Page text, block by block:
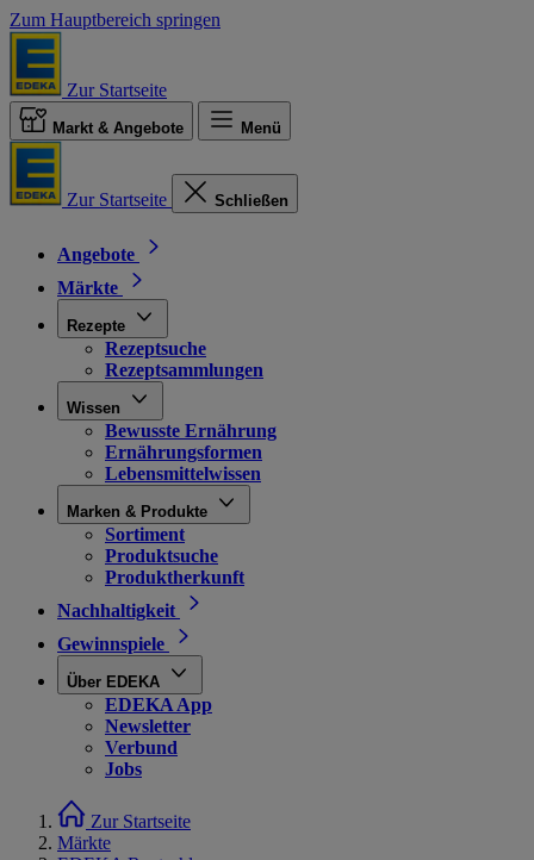
Zum Hauptbereich springen
Zur Startseite
Markt & Angebote Menü
Zur Startseite Schließen
Angebote
Märkte
Rezepte
Rezeptsuche
Rezeptsammlungen
Wissen
Bewusste Ernährung
Ernährungsformen
Lebensmittelwissen
Marken & Produkte
Sortiment
Produktsuche
Produktherkunft
Nachhaltigkeit
Gewinnspiele
Über EDEKA
EDEKA App
Newsletter
Verbund
Jobs
Zur Startseite
Märkte